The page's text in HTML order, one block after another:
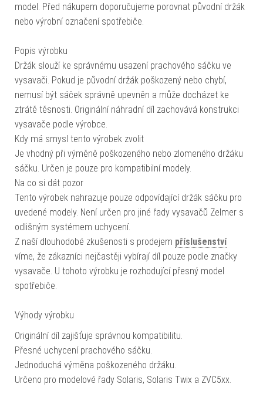
model. Před nákupem doporučujeme porovnat původní držák
nebo výrobní označení spotřebiče.
Popis výrobku
Držák slouží ke správnému usazení prachového sáčku ve
vysavači. Pokud je původní držák poškozený nebo chybí,
nemusí být sáček správně upevněn a může docházet ke
ztrátě těsnosti. Originální náhradní díl zachovává konstrukci
vysavače podle výrobce.
Kdy má smysl tento výrobek zvolit
Je vhodný při výměně poškozeného nebo zlomeného držáku
sáčku. Určen je pouze pro kompatibilní modely.
Na co si dát pozor
Tento výrobek nahrazuje pouze odpovídající držák sáčku pro
uvedené modely. Není určen pro jiné řady vysavačů Zelmer s
odlišným systémem uchycení.
Z naší dlouhodobé zkušenosti s prodejem příslušenství
víme, že zákazníci nejčastěji vybírají díl pouze podle značky
vysavače. U tohoto výrobku je rozhodující přesný model
spotřebiče.
Výhody výrobku
Originální díl zajišťuje správnou kompatibilitu.
Přesné uchycení prachového sáčku.
Jednoduchá výměna poškozeného držáku.
Určeno pro modelové řady Solaris, Solaris Twix a ZVC5xx.